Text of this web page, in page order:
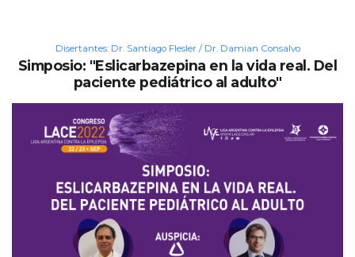
Disertantes: Dr. Santiago Flesler / Dr. Damian Consalvo
Simposio: "Eslicarbazepina en la vida real. Del
paciente pediátrico al adulto"